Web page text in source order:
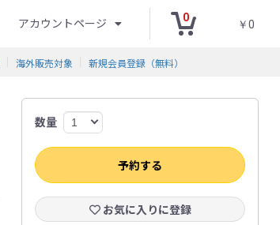
アカウントページ 0
￥0
海外販売対象 新規会員登録（無料）
数量
予約する
お気に入りに登録